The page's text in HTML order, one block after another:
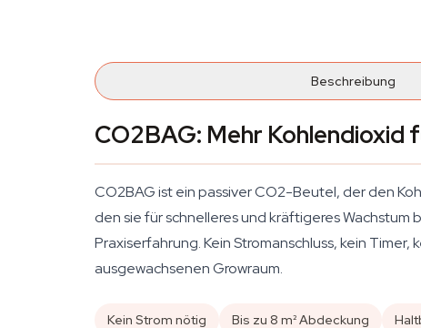
Beschreibung
CO2BAG: Mehr
CO2BAG ist ein passiver CO2-Beutel, der den
den sie für schnelleres und kräftigeres
Praxiserfahrung. Kein Stromanschluss, kein
ausgewachsenen Growraum.
Kein Strom nötig Bis zu 8 m² Abdeckung